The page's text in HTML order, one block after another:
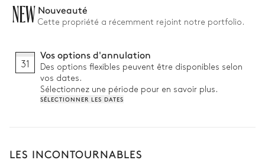
• Vie en plein air : cuisine et salle à manger, padel, pétanque
d'amis offrent flexibilité pour les grands groupes
• Préparation des lits le soir : profitez d'une touche raffinée
qui rendra votre séjour encore plus agréable
NEW Nouveauté
Cette propriété a récemment rejoint notre portfolio.
31
Vos options d'annulation
Des options flexibles peuvent être disponibles selon
vos dates.
Sélectionnez une période pour en savoir plus.
SÉLECTIONNER LES DATES
LES INCONTOURNABLES